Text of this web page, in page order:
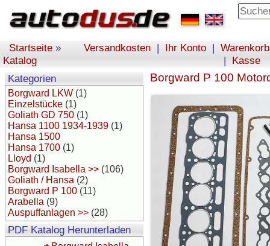
Startseite »
Katalog
Versandkosten | Ihr Konto | Warenkorb
| Kasse
Kategorien
Borgward LKW (1)
Einzelstücke (1)
Goliath GD 750 (1)
Hansa 1100 1934-1939 (1)
Hansa 1500
Hansa 1700 (1)
Lloyd (1)
Borgward Isabella >> (106)
Goliath / Hansa (2)
Borgward P 100 (11)
Arabella (9)
Auspuffanlagen >> (28)
PDF Katalog Herunterladen
Borgward P 100